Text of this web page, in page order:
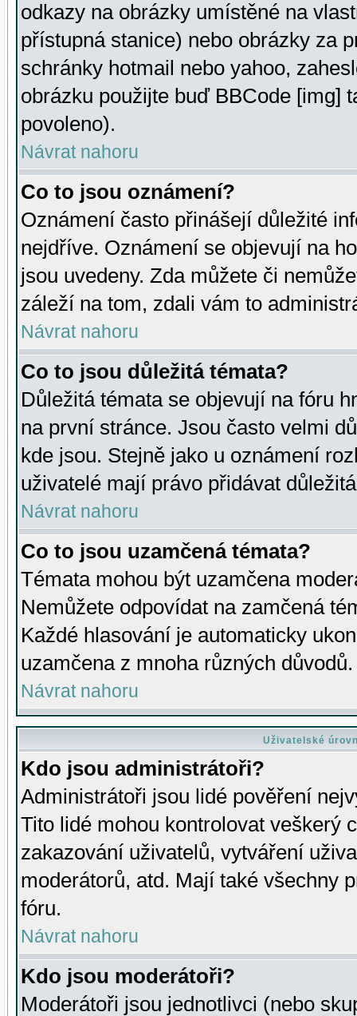
odkazy na obrázky umístěné na
přístupná stanice) nebo obrázky za
schránky hotmail nebo yahoo,
obrázku použijte buď BBCode [img]
povoleno).
Návrat nahoru
Co to jsou oznámení?
Oznámení často přinášejí důležité
nejdříve. Oznámení se objevují na
jsou uvedeny. Zda můžete či
záleží na tom, zdali vám to
Návrat nahoru
Co to jsou důležitá témata?
Důležitá témata se objevují na fóru
na první stránce. Jsou často velmi
kde jsou. Stejně jako u oznámení
uživatelé mají právo přidávat
Návrat nahoru
Co to jsou uzamčená témata?
Témata mohou být uzamčena
Nemůžete odpovídat na zamčená
Každé hlasování je automaticky
uzamčena z mnoha různých důvodů.
Návrat nahoru
Uživatelské
Kdo jsou administrátoři?
Administrátoři jsou lidé pověření
Tito lidé mohou kontrolovat veškerý
zakazování uživatelů, vytváření
moderátorů, atd. Mají také všechny
fóru.
Návrat nahoru
Kdo jsou moderátoři?
Moderátoři jsou jednotlivci (nebo